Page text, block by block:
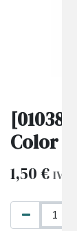
Color
1,50€ IVA